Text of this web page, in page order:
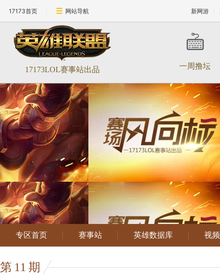
17173首页 网站导航 新网游
17173LOL赛事站出品 一周撸坛
专区首页 赛事站 英雄数据库 视
第 11 期